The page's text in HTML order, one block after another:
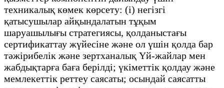
техникалық көмек көрсету: (i) негізгі
қатысушылар айқындалатын тұқым
шаруашылығы стратегиясы, қолданыстағы
сертификаттау жүйесіне және ол үшін қолда бар
тәжірибелік және зертханалық Үй-жайлар мен
жабдықтарға баға берілді; үкіметтік қолдау және
мемлекеттік реттеу саясаты; осындай саясатты